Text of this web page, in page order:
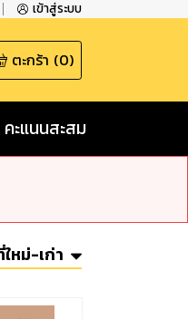
เข้าสู่ระบบ
ตะกร้า (0)
คะแนนสะสม
หม่-เก่า